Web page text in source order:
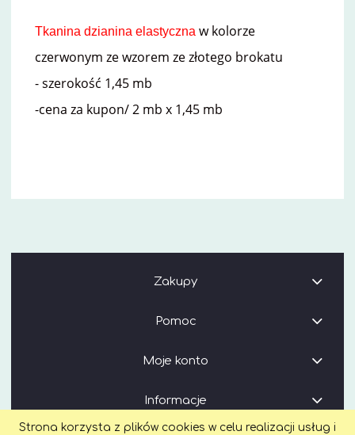
Strona korzysta z plików cookies w celu realizacji usług i
Tkanina dzianina elastyczna w kolorze
czerwonym ze wzorem ze złotego brokatu
- szerokość 1,45 mb
-cena za kupon/ 2 mb x 1,45 mb
Zakupy
Pomoc
Moje konto
Informacje